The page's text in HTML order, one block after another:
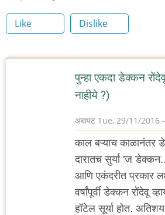
Like Dislike
पुन्हा एकदा डेक्कन
नाहीये ?)
अबापट Tue, 29/11/2016
काल बऱ्याच काळानंतर
दारातच सुर्या 'ज
आणि एकंदरीत प्रकार
वर्षांपूर्वी डेक्कन रोंदेवू
हॉटेल सूर्या होत.